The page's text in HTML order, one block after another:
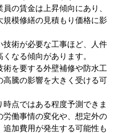
の賃金は上昇傾向にあり、
規模修繕の見積もり価格に影
技術が必要な工事ほど、人件
なる傾向があります。
術を要する外壁補修や防水工
高騰の影響を大きく受ける可
時点ではある程度予測できま
労働事情の変化や、想定外の
追加費用が発生する可能性も